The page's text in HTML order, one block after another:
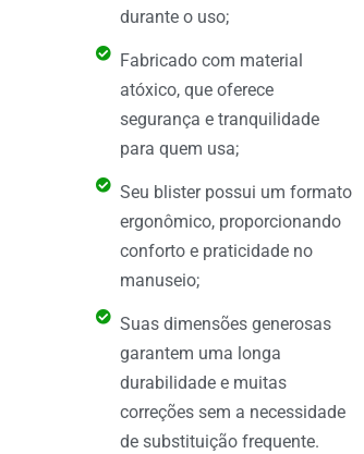
durante o uso;
Fabricado com material
atóxico, que oferece
segurança e tranquilidade
para quem usa;
Seu blister possui um formato
ergonômico, proporcionando
conforto e praticidade no
manuseio;
Suas dimensões generosas
garantem uma longa
durabilidade e muitas
correções sem a necessidade
de substituição frequente.